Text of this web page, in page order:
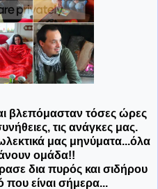
βλεπόμασταν τόσες ώρες
τις ανάγκες μας.
μας μηνύματα...όλα
ομάδα!!
δια πυρός και σιδήρου
που είναι σήμερα...